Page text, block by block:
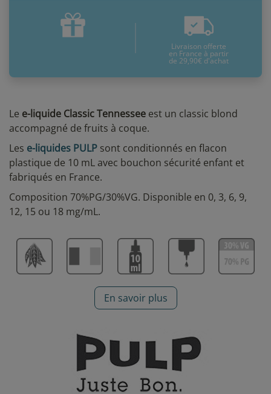
Le e-liquide Classic Tennessee est un classic blond
accompagné de fruits à coque.
Les e-liquides PULP sont conditionnés en flacon
plastique de 10 mL avec bouchon sécurité enfant et
fabriqués en France.
Composition 70%PG/30%VG. Disponible en 0, 3, 6, 9,
12, 15 ou 18 mg/mL.
En savoir plus
Livraison offerte
en France à partir
de 29,90€ d'achat